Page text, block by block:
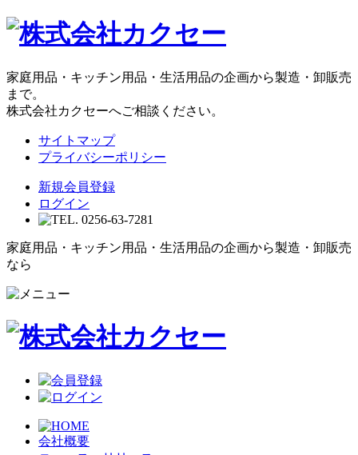
家庭用品・キッチン用品・生活用品の企画から製造・卸販売
まで。
株式会社カクセーへご相談ください。
サイトマップ
プライバシーポリシー
新規会員登録
ログイン
家庭用品・キッチン用品・生活用品の企画から製造・卸販売
なら
会社概要